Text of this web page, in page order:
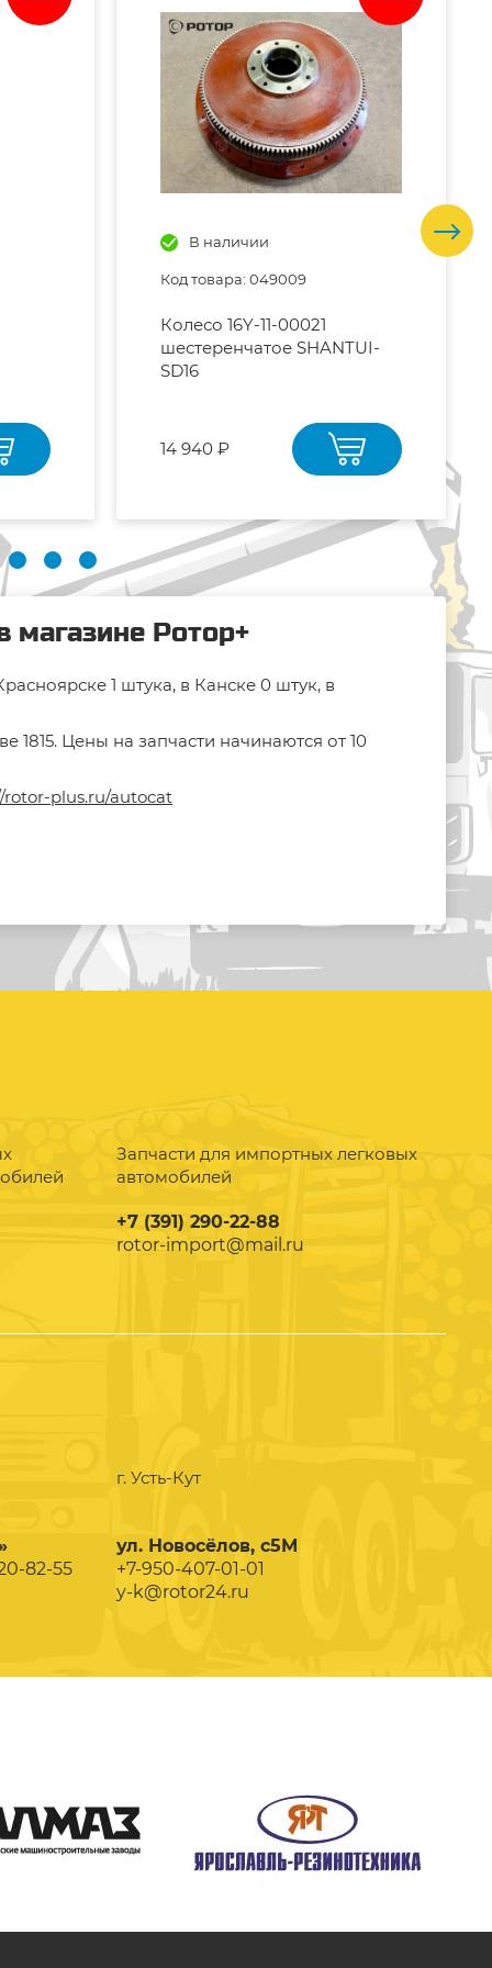
В наличии
Код товара: 049009
Колесо 16Y-11-00021
шестеренчатое SHANTUI-
SD16
14 940 ₽
магазине Ротор+
1 штука, в Канске 0 штук, в
1815. Цены на запчасти начинаются от 10
rotor-plus.ru/autocat
Запчасти для импортных легковых
автомобилей
+7 (391) 290-22-88
rotor-import@mail.ru
82-55
г. Усть-Кут
ул. Новосёлов, с5М
+7-950-407-01-01
y-k@rotor24.ru